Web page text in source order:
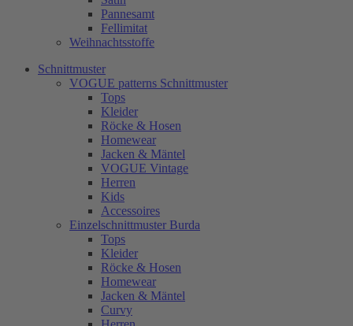
Pannesamt
Fellimitat
Weihnachtsstoffe
Schnittmuster
VOGUE patterns Schnittmuster
Tops
Kleider
Röcke & Hosen
Homewear
Jacken & Mäntel
VOGUE Vintage
Herren
Kids
Accessoires
Einzelschnittmuster Burda
Tops
Kleider
Röcke & Hosen
Homewear
Jacken & Mäntel
Curvy